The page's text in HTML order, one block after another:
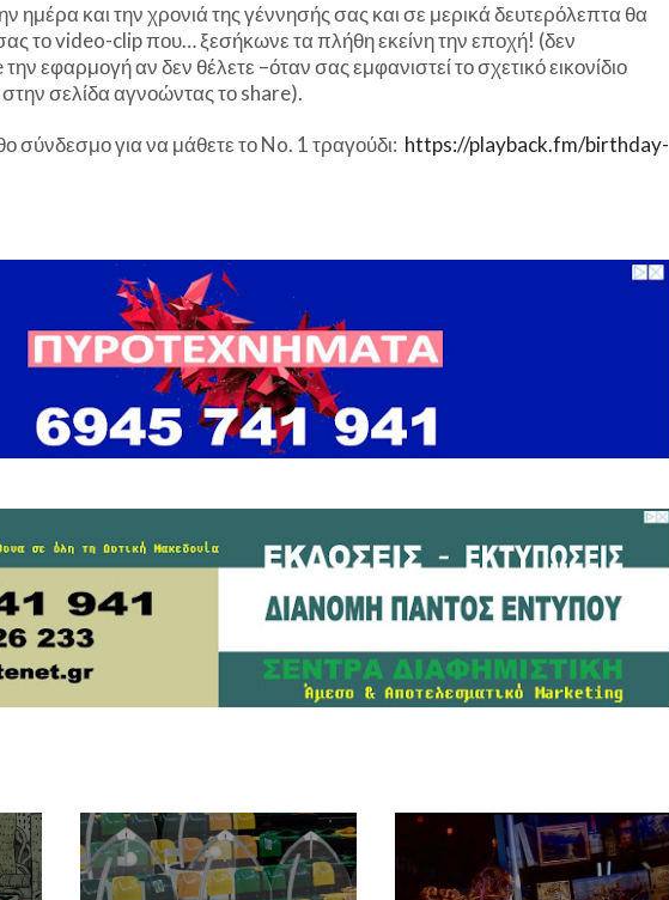
ημέρα και την χρονιά της γέννησής σας και σε μερικά δευτερόλεπτα θα
το video-clip που… ξεσήκωνε τα πλήθη εκείνη την εποχή! (δεν
εφαρμογή αν δεν θέλετε –όταν σας εμφανιστεί το σχετικό εικονίδιο
σελίδα αγνοώντας το share).
σύνδεσμο για να μάθετε το No. 1 τραγούδι: https://playback.fm/birthday-